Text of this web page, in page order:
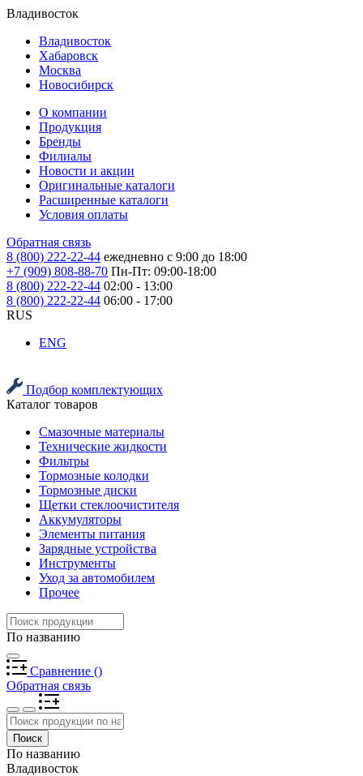
Владивосток
Владивосток
Хабаровск
Москва
Новосибирск
О компании
Продукция
Бренды
Филиалы
Новости и акции
Оригинальные каталоги
Расширенные каталоги
Условия оплаты
Обратная связь
8 (800) 222-22-44 ежедневно с 9:00 до 18:00
+7 (909) 808-88-70 Пн-Пт: 09:00-18:00
8 (800) 222-22-44 02:00 - 13:00
8 (800) 222-22-44 06:00 - 17:00
RUS
ENG
Подбор комплектующих
Каталог товаров
Смазочные материалы
Технические жидкости
Фильтры
Тормозные колодки
Тормозные диски
Щетки стеклоочистителя
Аккумуляторы
Элементы питания
Зарядные устройства
Инструменты
Уход за автомобилем
Прочее
По названию
Сравнение ()
Обратная связь
Поиск
По названию
Владивосток